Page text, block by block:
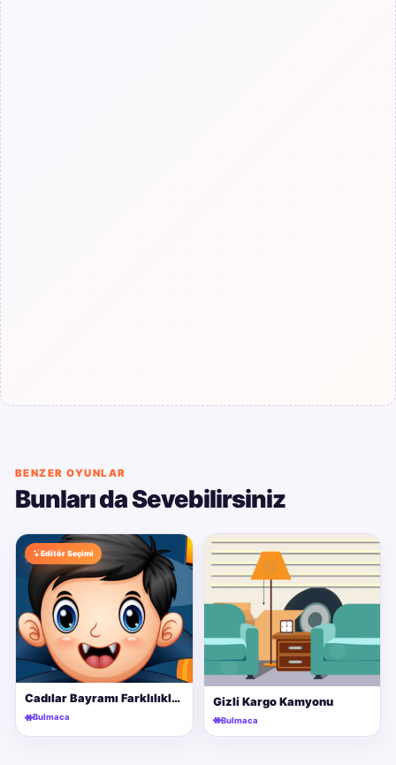
BENZER OYUNLAR
Bunları da Sevebilirsiniz
Editör Seçimi
Cadılar Bayramı Farklılıkları
Bulmaca
Gizli Kargo Kamyonu
Bulmaca